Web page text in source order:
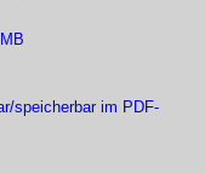
speicherbar im PDF-